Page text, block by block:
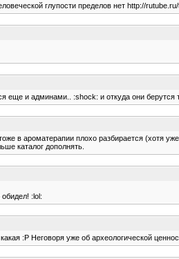
глупости пределов нет http://
и админами.. :shock: и откуда они берутся
в ароматерапии плохо разбирается (хотя
каталог дополнять.
:lol:
:P Неговоря уже об археологической